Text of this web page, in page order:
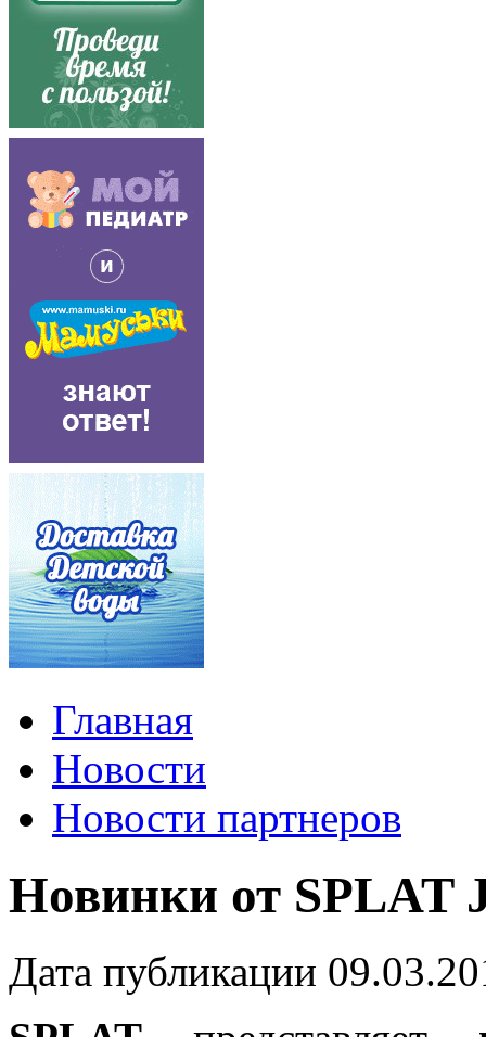
Главная
Новости
Новости партнеров
Новинки от SPLAT
Дата публикации